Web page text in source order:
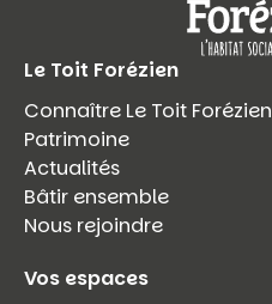
Le Toit Forézien
Connaître Le Toit Forézien
Patrimoine
Actualités
Bâtir ensemble
Nous rejoindre
Vos espaces